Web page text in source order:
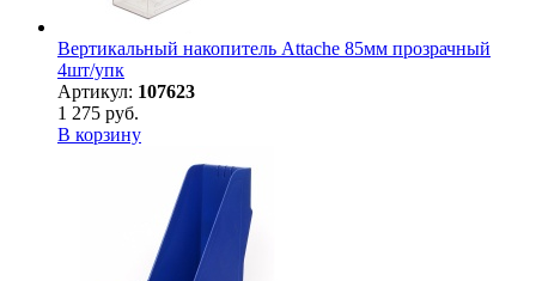
Вертикальный накопитель Attache 85мм прозрачный
4шт/упк
Артикул: 107623
1 275 руб.
В корзину